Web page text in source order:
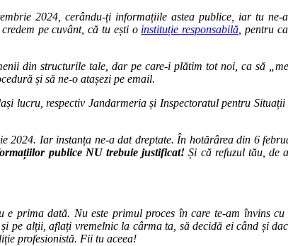
2024, cerându-ți informațiile astea publice, iar tu
pe cuvânt, că tu ești o instituție responsabilă , pentru
din structurile tale, dar pe care-i plătim tot noi, ca să
și să ne-o atașezi pe email.
lucru, respectiv Jandarmeria și Inspectoratul pentru
2024. Iar instanța ne-a dat dreptate. În hotărârea din 6
publice NU trebuie justificat!Și că refuzul tău, de
e prima dată. Nu este primul proces în care te-am învins
pe alții, aflați vremelnic la cârma ta, să decidă ei când și
profesionistă. Fii tu aceea!